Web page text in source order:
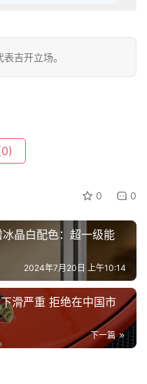
注册
吉开立场。
0 0
晶白配色：超一级能
2024年7月20日 上午10:14
滑严重 拒绝在中国市
下一篇